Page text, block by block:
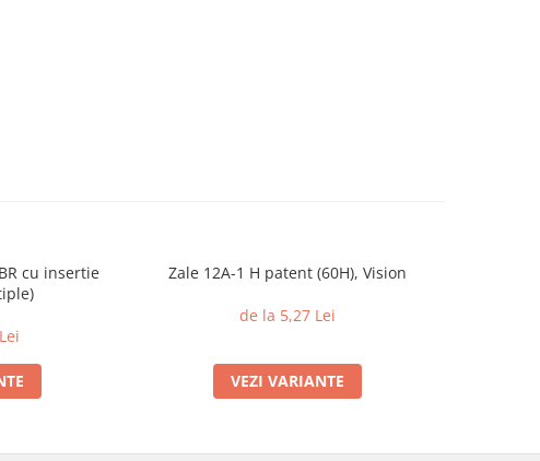
cu insertie
Zale 12A-1 H patent (60H), Vision
de la 5,27 Lei
VEZI VARIANTE